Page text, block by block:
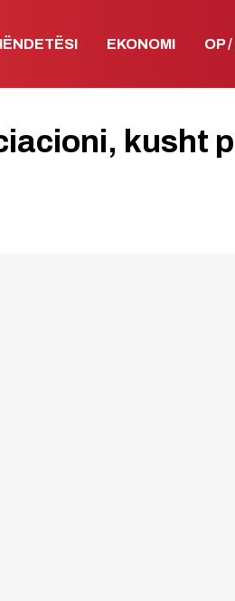
EKONOMI OP
kusht